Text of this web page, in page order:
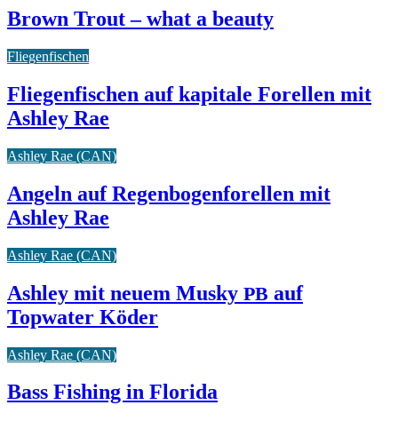
Brown Trout – what a beauty
Fliegenfischen
Fliegenfischen auf kapitale Forellen mit
Ashley Rae
Ashley Rae (CAN)
Angeln auf Regenbogenforellen mit
Ashley Rae
Ashley Rae (CAN)
Ashley mit neuem Musky PB auf
Topwater Köder
Ashley Rae (CAN)
Bass Fishing in Florida